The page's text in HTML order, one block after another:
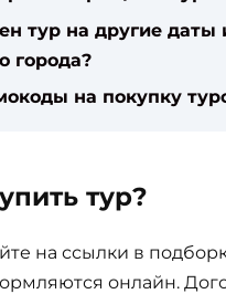
тур на другие даты
города?
на покупку
тур?
на ссылки в
онлайн.